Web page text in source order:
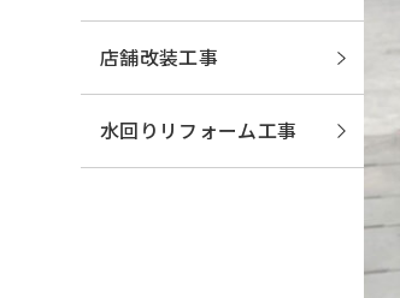
店舗改装工事
水回りリフォーム工事